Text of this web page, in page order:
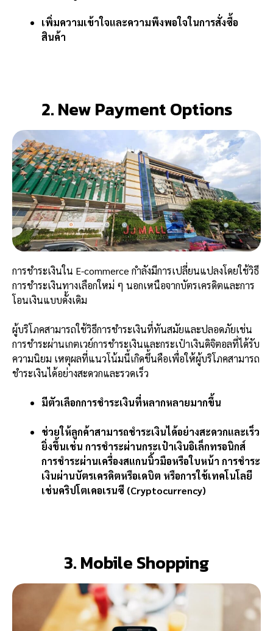
เพิ่มความเข้าใจและความพึงพอใจในการสั่งซื้อ
สินค้า
2. New Payment Options
การชำระเงินใน E-commerce กำลังมีการเปลี่ยนแปลงโดยใช้วิธี
การชำระเงินทางเลือกใหม่ ๆ นอกเหนือจากบัตรเครดิตและการ
โอนเงินแบบดั้งเดิม
ผู้บริโภคสามารถใช้วิธีการชำระเงินที่ทันสมัยและปลอดภัยเช่น
การชำระผ่านเกตเวย์การชำระเงินและกระเป๋าเงินดิจิตอลที่ได้รับ
ความนิยม เหตุผลที่แนวโน้มนี้เกิดขึ้นคือเพื่อให้ผู้บริโภคสามารถ
ชำระเงินได้อย่างสะดวกและรวดเร็ว
มีตัวเลือกการชำระเงินที่หลากหลายมากขึ้น
ช่วยให้ลูกค้าสามารถชำระเงินได้อย่างสะดวกและเร็ว
ยิ่งขึ้นเช่น การชำระผ่านกระเป๋าเงินอิเล็กทรอนิกส์
การชำระผ่านเครื่องสแกนนิ้วมือหรือใบหน้า การชำระ
เงินผ่านบัตรเครดิตหรือเดบิต หรือการใช้เทคโนโลยี
เช่นคริปโตเคอเรนซี (Cryptocurrency)
3. Mobile Shopping